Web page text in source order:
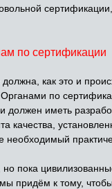
по сертификации
как это и
по
иметь
пока
придём к тому,